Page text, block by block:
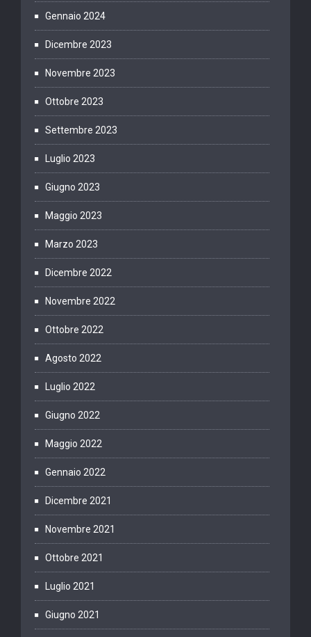
Gennaio 2024
Dicembre 2023
Novembre 2023
Ottobre 2023
Settembre 2023
Luglio 2023
Giugno 2023
Maggio 2023
Marzo 2023
Dicembre 2022
Novembre 2022
Ottobre 2022
Agosto 2022
Luglio 2022
Giugno 2022
Maggio 2022
Gennaio 2022
Dicembre 2021
Novembre 2021
Ottobre 2021
Luglio 2021
Giugno 2021